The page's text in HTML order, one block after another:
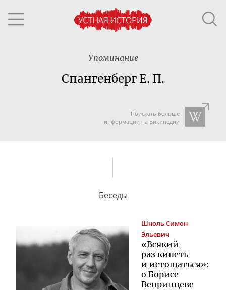
Упоминание
Спангенберг Е. П.
Поискать больше
информации на Википедии
Беседы
ШнольСимон
Эльевич
«Всякий
раз кипеть
и истощаться»:
о Борисе
Вепринцеве